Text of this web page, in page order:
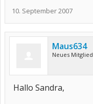
10. September 2007
Maus634
Neues Mitglied
Hallo Sandra,